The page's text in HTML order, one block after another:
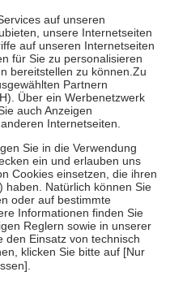
nie mehr als die tatsächlichen
für Online-Apotheken.
beträgt die
zehn Euro je
für ihre eigene Gesundheit zu
Familie zu unterstützen,
18. Lebensjahr
die von der